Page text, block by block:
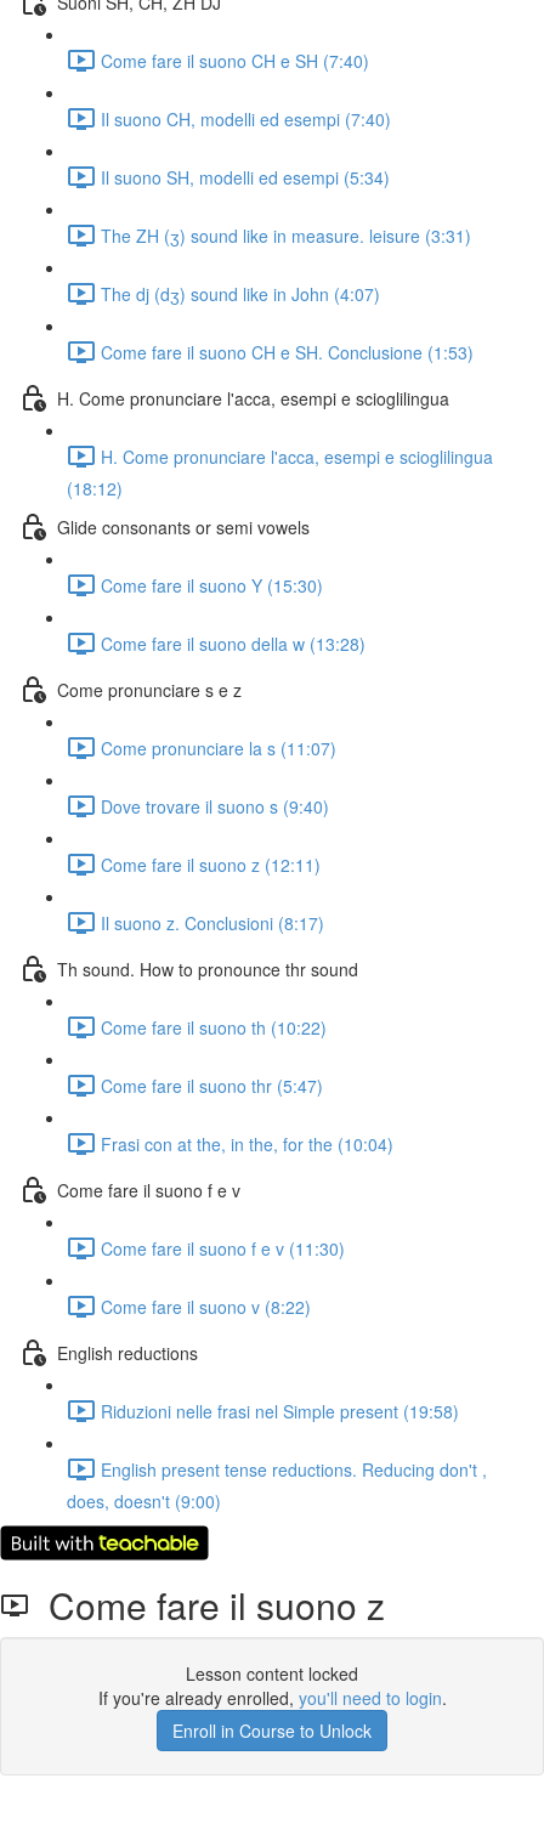
Come fare il suono CH e SH (7:40)
Il suono CH, modelli ed esempi (7:40)
Il suono SH, modelli ed esempi (5:34)
The ZH (ʒ) sound like in measure. leisure (3:31)
The dj (dʒ) sound like in John (4:07)
Come fare il suono CH e SH. Conclusione (1:53)
H. Come pronunciare l'acca, esempi e scioglilingua
H. Come pronunciare l'acca, esempi e scioglilingua
(18:12)
Glide consonants or semi vowels
Come fare il suono Y (15:30)
Come fare il suono della w (13:28)
Come pronunciare s e z
Come pronunciare la s (11:07)
Dove trovare il suono s (9:40)
Come fare il suono z (12:11)
Il suono z. Conclusioni (8:17)
Th sound. How to pronounce thr sound
Come fare il suono th (10:22)
Come fare il suono thr (5:47)
Frasi con at the, in the, for the (10:04)
Come fare il suono f e v
Come fare il suono f e v (11:30)
Come fare il suono v (8:22)
English reductions
Riduzioni nelle frasi nel Simple present (19:58)
English present tense reductions. Reducing don't ,
does, doesn't (9:00)
Come fare il suono z
Lesson content locked
If you're already enrolled, you'll need to login.
Enroll in Course to Unlock